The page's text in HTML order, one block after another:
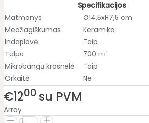
Specifikacijos
Matmenys
Ø14,5xH7,5 cm
Medžiagiškumas
Keramika
Indaplovė
Taip
Talpa
700 ml
Mikrobangų krosnelė
Taip
Orkaitė
Ne
€1200 su PVM
Array